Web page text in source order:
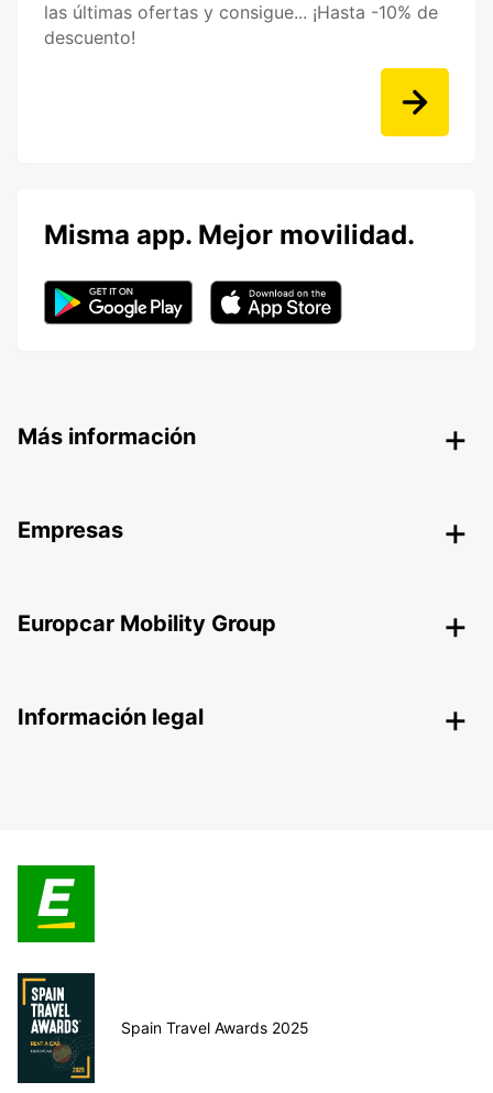
las últimas ofertas y consigue... ¡Hasta -10% de
descuento!
Misma app. Mejor movilidad.
Más información
Empresas
Europcar Mobility Group
Información legal
Spain Travel Awards 2025